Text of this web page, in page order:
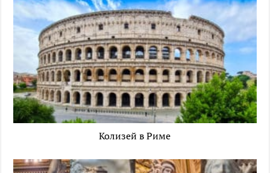
Колизей в Риме